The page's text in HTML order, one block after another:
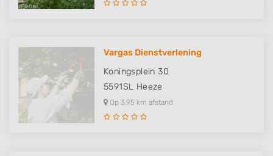
Vargas Dienstverlening
Koningsplein 30
5591SL Heeze
Op 3,95 km afstand